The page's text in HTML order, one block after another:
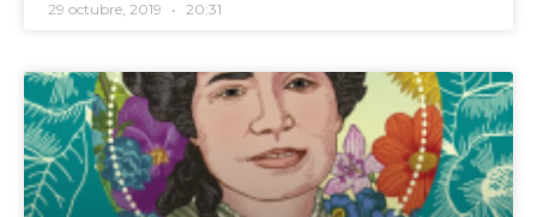
29 octubre, 2019 20:31